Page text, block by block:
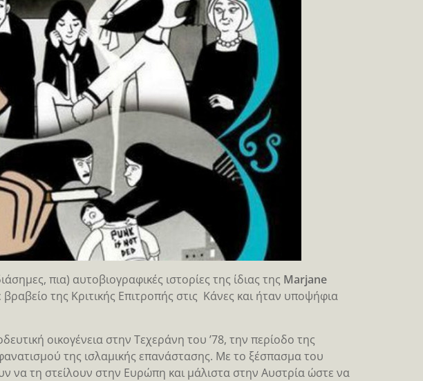
πια) αυτοβιογραφικές ιστορίες της ίδιας της Marjane
της Κριτικής Επιτροπής στις Κάνες και ήταν υποψήφια
οικογένεια στην Τεχεράνη του ’78, την περίοδο της
της ισλαμικής επανάστασης. Με το ξέσπασμα του
να τη στείλουν στην Ευρώπη και μάλιστα στην Αυστρία ώστε να